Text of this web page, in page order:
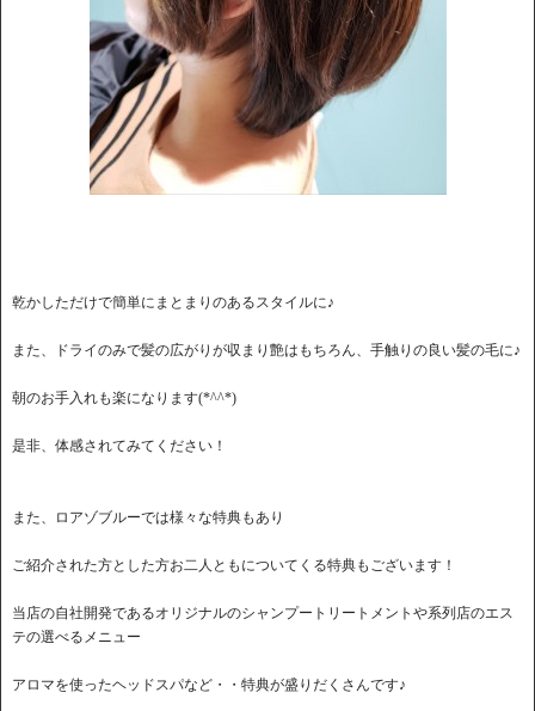
乾かしただけで簡単にまとまりのあるスタイルに♪
また、ドライのみで髪の広がりが収まり艶はもちろん、手触りの良い髪の毛に♪
朝のお手入れも楽になります(*^^*)
是非、体感されてみてください！
また、ロアゾブルーでは様々な特典もあり
ご紹介された方とした方お二人ともについてくる特典もございます！
当店の自社開発であるオリジナルのシャンプートリートメントや系列店のエス
テの選べるメニュー
アロマを使ったヘッドスパなど・・特典が盛りだくさんです♪